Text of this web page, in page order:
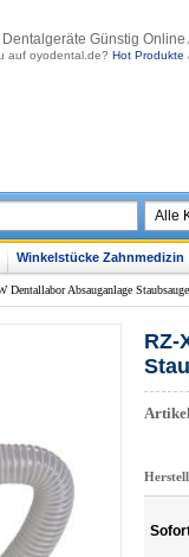
Dentalgeräte Günstig
auf oyodental.de? Hot Produkte
Winkelstücke Zahnmedizin
Dentallabor Absauganlage
RZ-